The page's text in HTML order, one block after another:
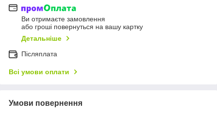
Ви отримаєте замовлення
або гроші повернуться на вашу картку
Детальніше
Післяплата
Всі умови оплати
Умови повернення